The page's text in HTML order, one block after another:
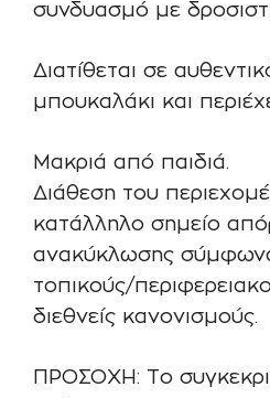
συνδυασμό με
Διατίθεται σε
μπουκαλάκι και
Μακριά από παιδιά.
Διάθεση του
κατάλληλο σημείο
ανακύκλωσης
τοπικούς/
διεθνείς κανονισμούς.
ΠΡΟΣΟΧΗ: Το